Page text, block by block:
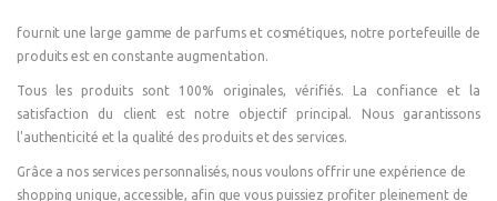
fournit une large gamme de parfums et cosmétiques, notre portefeuille de
produits est en constante augmentation.
Tous les produits sont 100% originales, vérifiés. La confiance et la
satisfaction du client est notre objectif principal. Nous garantissons
l'authenticité et la qualité des produits et des services.
Grâce a nos services personnalisés, nous voulons offrir une expérience de
shopping unique, accessible, afin que vous puissiez profiter pleinement de